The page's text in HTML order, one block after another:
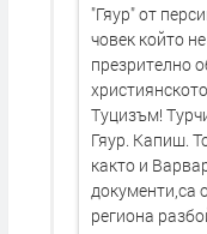
"Гяур" от
човек който
презрително
Туцизъм!
Гяур. Капиш.
както и
документи,са
региона